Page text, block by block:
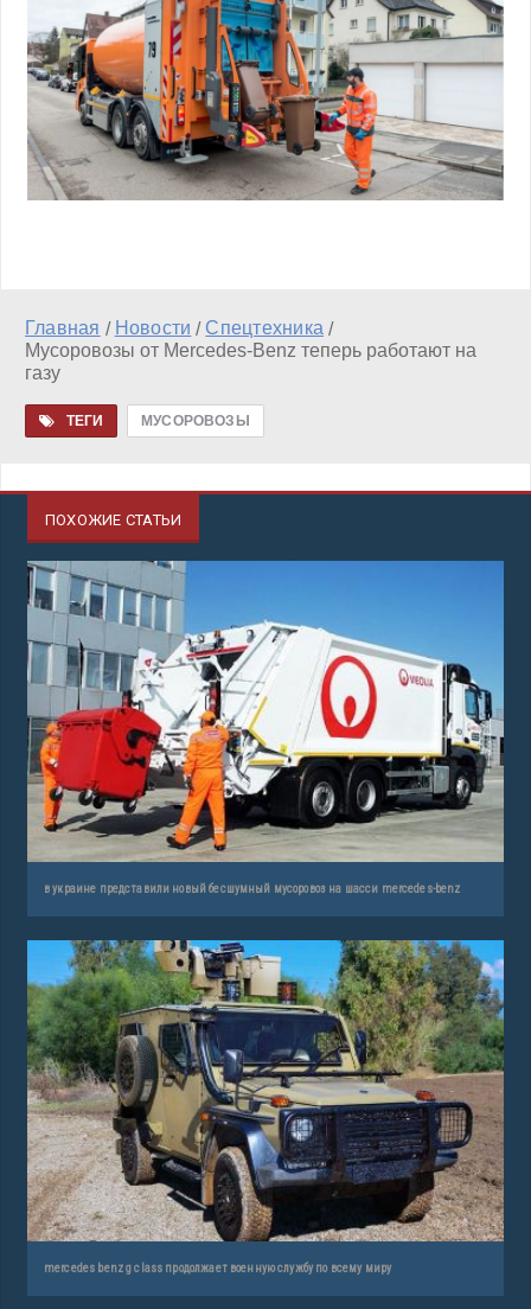
Главная / Новости / Спецтехника /
Мусоровозы от Mercedes-Benz теперь работают на
газу
ТЕГИ МУСОРОВОЗЫ
ПОХОЖИЕ СТАТЬИ
в украине представили новый бесшумный мусоровоз на шасси mercedes-benz
mercedes benz g class продолжает военную службу по всему миру